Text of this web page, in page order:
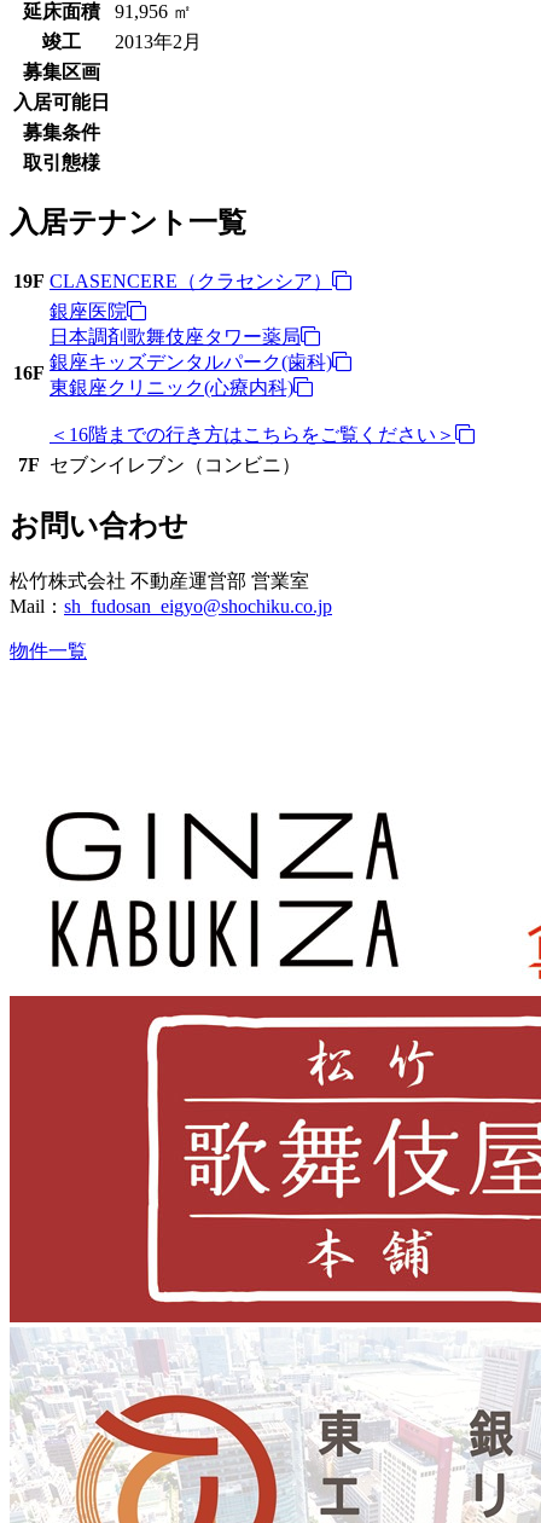
延床面積
91,956 ㎡
竣工
2013年2月
募集区画
入居可能日
募集条件
取引態様
入居テナント一覧
19F CLASENCERE（クラセンシア）
16F
銀座医院
日本調剤歌舞伎座タワー薬局
銀座キッズデンタルパーク(歯科)
東銀座クリニック(心療内科)
＜16階までの行き方はこちらをご覧ください＞
7F セブンイレブン（コンビニ）
お問い合わせ
松竹株式会社 不動産運営部 営業室
Mail： sh_fudosan_eigyo@shochiku.co.jp
物件一覧